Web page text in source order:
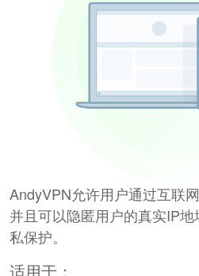
AndyVPN允许用户通过互联
并且可以隐匿用户的真实IP
私保护。
适用于：